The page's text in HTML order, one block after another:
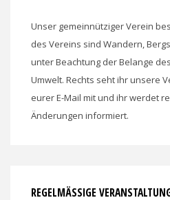
Unser gemeinnütziger Verein
des Vereins sind Wandern,
unter Beachtung der Belange
Umwelt. Rechts seht ihr unsere
eurer E-Mail mit und ihr werdet
Änderungen informiert.
REGELMÄSSIGE